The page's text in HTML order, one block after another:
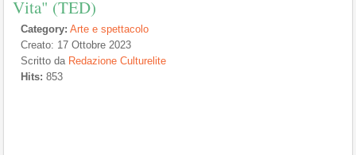
Vita" (TED)
Category: Arte e spettacolo
Creato: 17 Ottobre 2023
Scritto da Redazione Culturelite
Hits: 853